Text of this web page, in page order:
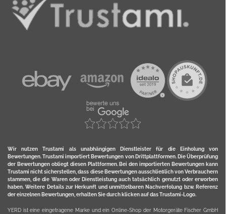
Wir nutzen Trustami als unabhängigen Dienstleister für die Einholung von
Bewertungen. Trustami importiert Bewertungen von Drittplattformen. Die Überprüfung
der Bewertungen obliegt diesen Plattformen. Bei den importierten Bewertungen kann
Trustami nicht sicherstellen, dass diese Bewertungen ausschließlich von Verbrauchern
stammen, die die Waren oder Dienstleistung auch tatsächlich genutzt oder erworben
haben. Weitere Details zur Herkunft und unmittelbaren Nachverfolung bzw. Referenz
der einzelnen Bewertungen, erhalten Sie durch klicken auf das Trustami-Logo.
YERD ist eine eingetragene Marke und ein Online-Shop der Motorgeräte Fischer GmbH